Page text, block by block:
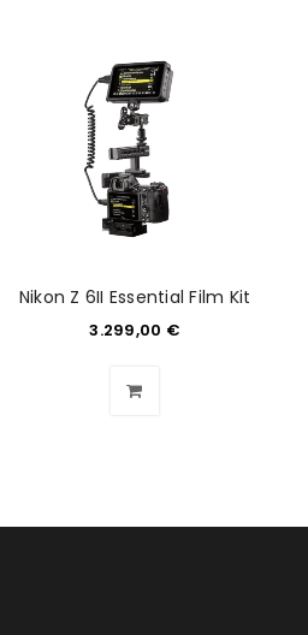
Nikon Z 6II Essential Film Kit
3.299,00 €